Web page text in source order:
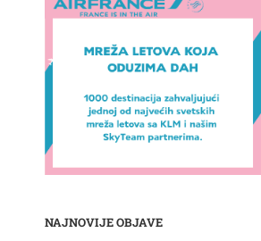
NAJNOVIJE OBJAVE